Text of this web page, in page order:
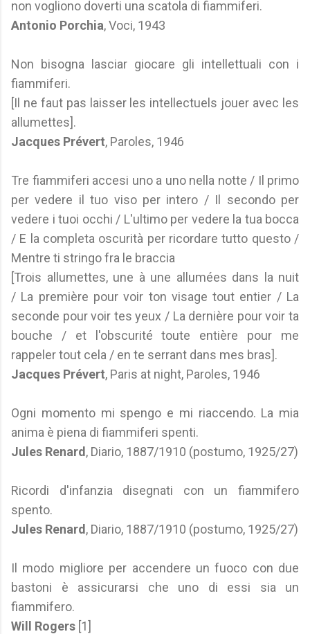
non vogliono doverti una scatola di fiammiferi.
Antonio Porchia, Voci, 1943
Non bisogna lasciar giocare gli intellettuali con i
fiammiferi.
[Il ne faut pas laisser les intellectuels jouer avec les
allumettes].
Jacques Prévert, Paroles, 1946
Tre fiammiferi accesi uno a uno nella notte / Il primo
per vedere il tuo viso per intero / Il secondo per
vedere i tuoi occhi / L'ultimo per vedere la tua bocca
/ E la completa oscurità per ricordare tutto questo /
Mentre ti stringo fra le braccia
[Trois allumettes, une à une allumées dans la nuit
/ La première pour voir ton visage tout entier / La
seconde pour voir tes yeux / La dernière pour voir ta
bouche / et l'obscurité toute entière pour me
rappeler tout cela / en te serrant dans mes bras].
Jacques Prévert, Paris at night, Paroles, 1946
Ogni momento mi spengo e mi riaccendo. La mia
anima è piena di fiammiferi spenti.
Jules Renard , Diario, 1887/1910 (postumo, 1925/27)
Ricordi d'infanzia disegnati con un fiammifero
spento.
Jules Renard , Diario, 1887/1910 (postumo, 1925/27)
Il modo migliore per accendere un fuoco con due
bastoni è assicurarsi che uno di essi sia un
fiammifero.
Will Rogers [1]